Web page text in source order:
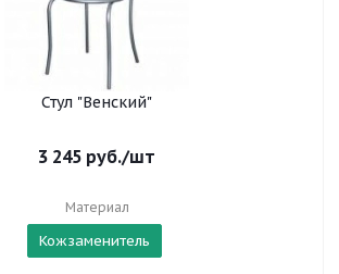
Стул "Венский"
3 245 руб./шт
Материал
Кожзаменитель